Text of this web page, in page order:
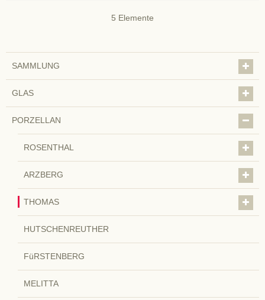
5 Elemente
SAMMLUNG
GLAS
PORZELLAN
ROSENTHAL
ARZBERG
THOMAS
HUTSCHENREUTHER
FüRSTENBERG
MELITTA